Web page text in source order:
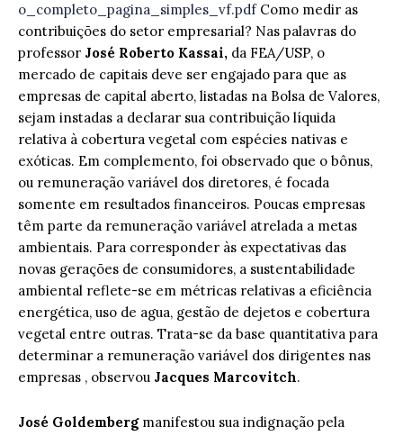
o_completo_pagina_simples_vf.pdfComo medir as
contribuições do setor empresarial? Nas palavras do
professor José Roberto Kassai, da FEA/USP, o
mercado de capitais deve ser engajado para que as
empresas de capital aberto, listadas na Bolsa de Valores,
sejam instadas a declarar sua contribuição líquida
relativa à cobertura vegetal com espécies nativas e
exóticas. Em complemento, foi observado que o bônus,
ou remuneração variável dos diretores, é focada
somente em resultados financeiros. Poucas empresas
têm parte da remuneração variável atrelada a metas
ambientais. Para corresponder às expectativas das
novas gerações de consumidores, a sustentabilidade
ambiental reflete-se em métricas relativas a eficiência
energética, uso de agua, gestão de dejetos e cobertura
vegetal entre outras. Trata-se da base quantitativa para
determinar a remuneração variável dos dirigentes nas
empresas , observou Jacques Marcovitch.
José Goldemberg manifestou sua indignação pela